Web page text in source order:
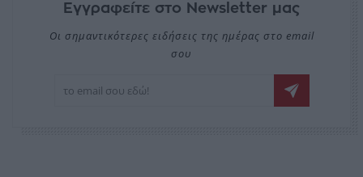
Εγγραφείτε στο Newsletter μας
Οι σημαντικότερες ειδήσεις της ημέρας στο email
σου